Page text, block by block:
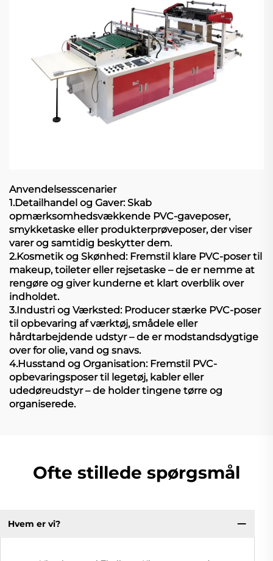
Anvendelsesscenarier
1.Detailhandel og Gaver: Skab
opmærksomhedsvækkende PVC-gaveposer,
smykketaske eller produkterprøveposer, der viser
varer og samtidig beskytter dem.
2.Kosmetik og Skønhed: Fremstil klare PVC-poser til
makeup, toileter eller rejsetaske – de er nemme at
rengøre og giver kunderne et klart overblik over
indholdet.
3.Industri og Værksted: Producer stærke PVC-poser
til opbevaring af værktøj, smådele eller
hårdtarbejdende udstyr – de er modstandsdygtige
over for olie, vand og snavs.
4.Husstand og Organisation: Fremstil PVC-
opbevaringsposer til legetøj, kabler eller
udedøreudstyr – de holder tingene tørre og
organiserede.
Ofte stillede spørgsmål
Hvem er vi?